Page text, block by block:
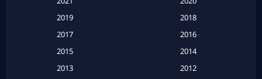
Based on a True Story เรื่องจริง (20)
Based on a True Story เรื่องจริง (16)
2019
2018
2017
2016
2015
2014
2013
2012